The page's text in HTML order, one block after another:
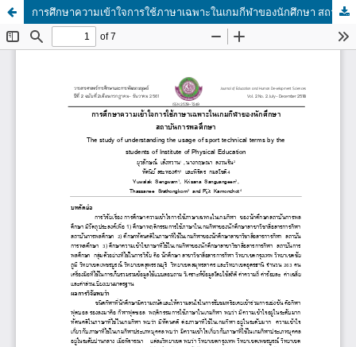
การศึกษาความเข้าใจการใช้ภาษาเฉพาะในเกมกีฬาของนักศึกษา สถาบันการพลศึกษา |The studyof understanding the usage of sport technical terms by the students ofInstitute of Physical Education